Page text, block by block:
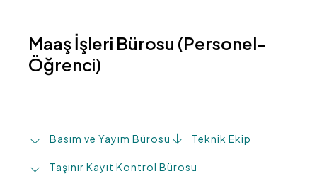
Maaş İşleri Bürosu (Personel-
Öğrenci)
Basım ve Yayım Bürosu Teknik Ekip
Taşınır Kayıt Kontrol Bürosu